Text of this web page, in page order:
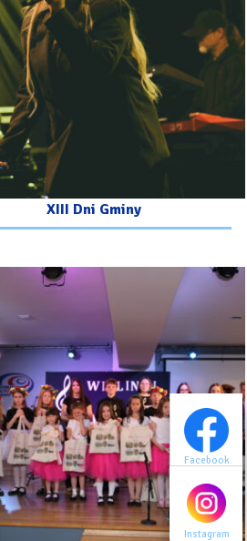
Facebook
Facebook
Instagram
Instagram
XIII Dni Gminy